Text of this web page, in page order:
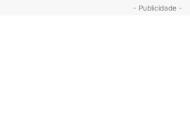
- Publicidade -